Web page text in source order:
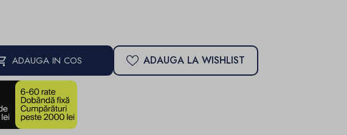
ADAUGA IN COS ADAUGA LA WISHLIST